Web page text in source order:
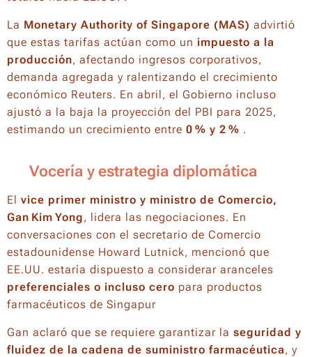
La Monetary Authority of Singapore (MAS) advirtió
que estas tarifas actúan como un impuesto a la
producción, afectando ingresos corporativos,
demanda agregada y ralentizando el crecimiento
económico Reuters. En abril, el Gobierno incluso
ajustó a la baja la proyección del PBI para 2025,
estimando un crecimiento entre 0 % y 2 % .
🗣️ Vocería y estrategia diplomática
El vice primer ministro y ministro de Comercio,
Gan Kim Yong, lidera las negociaciones. En
conversaciones con el secretario de Comercio
estadounidense Howard Lutnick, mencionó que
EE.UU. estaría dispuesto a considerar aranceles
preferenciales o incluso cero para productos
farmacéuticos de Singapur
Gan aclaró que se requiere garantizar la seguridad y
fluidez de la cadena de suministro farmacéutica, y